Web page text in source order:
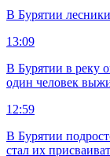
В Бурятии
13:09
В Бурятии в реку
один человек
12:59
В Бурятии
стал их